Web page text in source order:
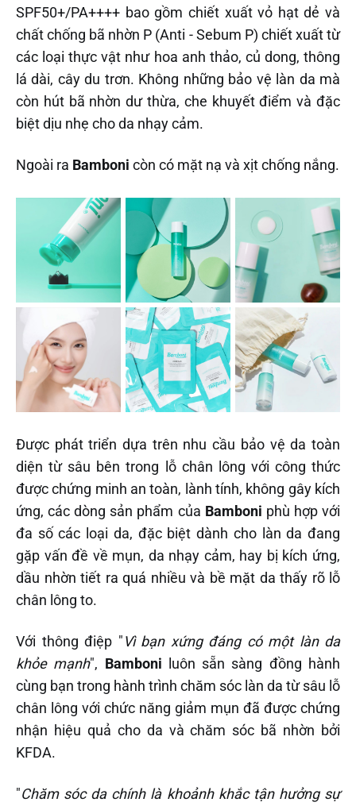
SPF50+/PA++++ bao gồm chiết xuất vỏ hạt dẻ và
chất chống bã nhờn P (Anti - Sebum P) chiết xuất từ
các loại thực vật như hoa anh thảo, củ dong, thông
lá dài, cây du trơn. Không những bảo vệ làn da mà
còn hút bã nhờn dư thừa, che khuyết điểm và đặc
biệt dịu nhẹ cho da nhạy cảm.
Ngoài ra Bamboni còn có mặt nạ và xịt chống nắng.
Được phát triển dựa trên nhu cầu bảo vệ da toàn
diện từ sâu bên trong lỗ chân lông với công thức
được chứng minh an toàn, lành tính, không gây kích
ứng, các dòng sản phẩm của Bamboni phù hợp với
đa số các loại da, đặc biệt dành cho làn da đang
gặp vấn đề về mụn, da nhạy cảm, hay bị kích ứng,
dầu nhờn tiết ra quá nhiều và bề mặt da thấy rõ lỗ
chân lông to.‌‌
Với thông điệp "Vì bạn xứng đáng có một làn da
khỏe mạnh", Bamboni luôn sẵn sàng đồng hành
cùng bạn trong hành trình chăm sóc làn da từ sâu lỗ
chân lông với chức năng giảm mụn đã được chứng
nhận hiệu quả cho da và chăm sóc bã nhờn bởi
KFDA.
"Chăm sóc da chính là khoảnh khắc tận hưởng sự